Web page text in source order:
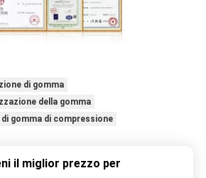
di gomma
della gomma
gomma di compressione
il miglior prezzo per